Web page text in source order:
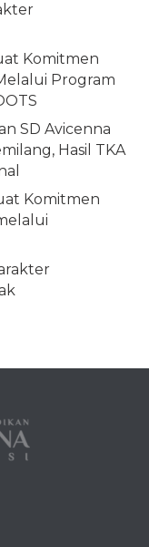
Komitmen
Program
SD Avicenna
Hasil TKA
Komitmen